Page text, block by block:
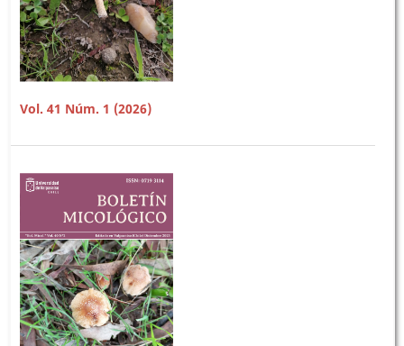
Vol. 41 Núm. 1 (2026)